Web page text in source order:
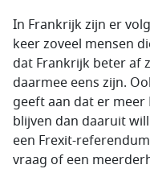
In Frankrijk zijn er
keer zoveel mensen
dat Frankrijk beter af
daarmee eens zijn.
geeft aan dat er meer
blijven dan daaruit
een Frexit-
vraag of een